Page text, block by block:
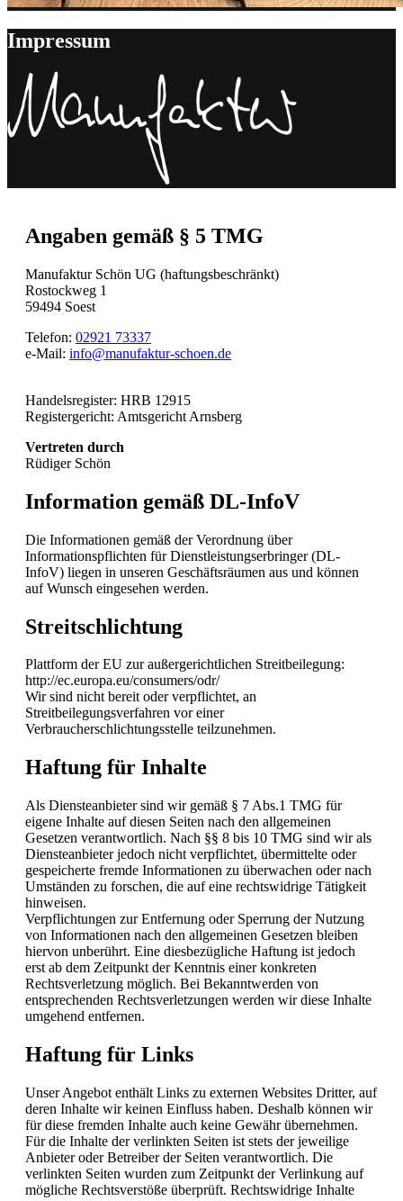
Impressum
Angaben gemäß § 5 TMG
Manufaktur Schön UG (haftungsbeschränkt)
Rostockweg 1
59494 Soest
Telefon: 02921 73337
e-Mail: info@manufaktur-schoen.de
Handelsregister: HRB 12915
Registergericht: Amtsgericht Arnsberg
Vertreten durch
Rüdiger Schön
Information gemäß DL-InfoV
Die Informationen gemäß der Verordnung über
Informationspflichten für Dienstleistungserbringer (DL-
InfoV) liegen in unseren Geschäftsräumen aus und können
auf Wunsch eingesehen werden.
Streitschlichtung
Plattform der EU zur außergerichtlichen Streitbeilegung:
http://ec.europa.eu/consumers/odr/
Wir sind nicht bereit oder verpflichtet, an
Streitbeilegungsverfahren vor einer
Verbraucherschlichtungsstelle teilzunehmen.
Haftung für Inhalte
Als Diensteanbieter sind wir gemäß § 7 Abs.1 TMG für
eigene Inhalte auf diesen Seiten nach den allgemeinen
Gesetzen verantwortlich. Nach §§ 8 bis 10 TMG sind wir als
Diensteanbieter jedoch nicht verpflichtet, übermittelte oder
gespeicherte fremde Informationen zu überwachen oder nach
Umständen zu forschen, die auf eine rechtswidrige Tätigkeit
hinweisen.
Verpflichtungen zur Entfernung oder Sperrung der Nutzung
von Informationen nach den allgemeinen Gesetzen bleiben
hiervon unberührt. Eine diesbezügliche Haftung ist jedoch
erst ab dem Zeitpunkt der Kenntnis einer konkreten
Rechtsverletzung möglich. Bei Bekanntwerden von
entsprechenden Rechtsverletzungen werden wir diese Inhalte
umgehend entfernen.
Haftung für Links
Unser Angebot enthält Links zu externen Websites Dritter, auf
deren Inhalte wir keinen Einfluss haben. Deshalb können wir
für diese fremden Inhalte auch keine Gewähr übernehmen.
Für die Inhalte der verlinkten Seiten ist stets der jeweilige
Anbieter oder Betreiber der Seiten verantwortlich. Die
verlinkten Seiten wurden zum Zeitpunkt der Verlinkung auf
mögliche Rechtsverstöße überprüft. Rechtswidrige Inhalte